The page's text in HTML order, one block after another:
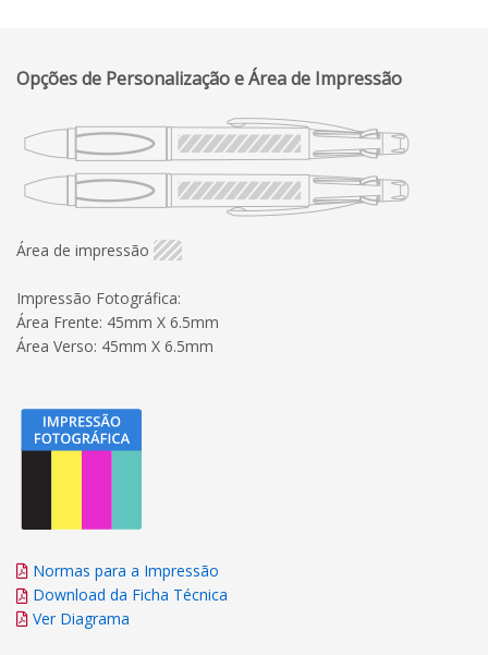
Opções de Personalização e Área de Impressão
Área de impressão
Impressão Fotográfica:
Área Frente: 45mm X 6.5mm
Área Verso: 45mm X 6.5mm
Normas para a Impressão
Download da Ficha Técnica
Ver Diagrama